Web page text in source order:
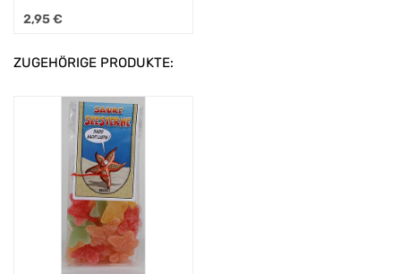
Anker
2,95€
ZUGEHÖRIGE PRODUKTE: